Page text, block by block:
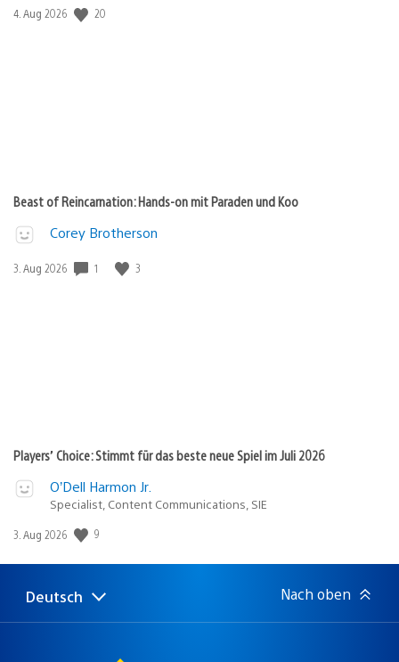
Veröffentlichungsdatum:
4. Aug 2026 20
Beast of Reincarnation: Hands-on mit Paraden und Koo
Corey Brotherson
Veröffentlichungsdatum:
3. Aug 2026 1 3
Players’ Choice: Stimmt für das beste neue Spiel im Juli 2026
O’Dell Harmon Jr.
Specialist, Content Communications, SIE
Veröffentlichungsdatum:
3. Aug 2026 9
Select
Aktuelle
Deutsch Nach oben